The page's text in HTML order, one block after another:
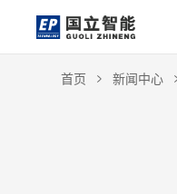
首页 新闻中心